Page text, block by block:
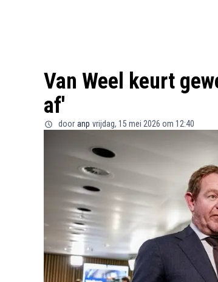
Van Weel keurt
af'
door anp vrijdag, 15 mei 2026 om 12:40